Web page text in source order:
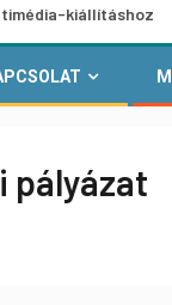
pályázat